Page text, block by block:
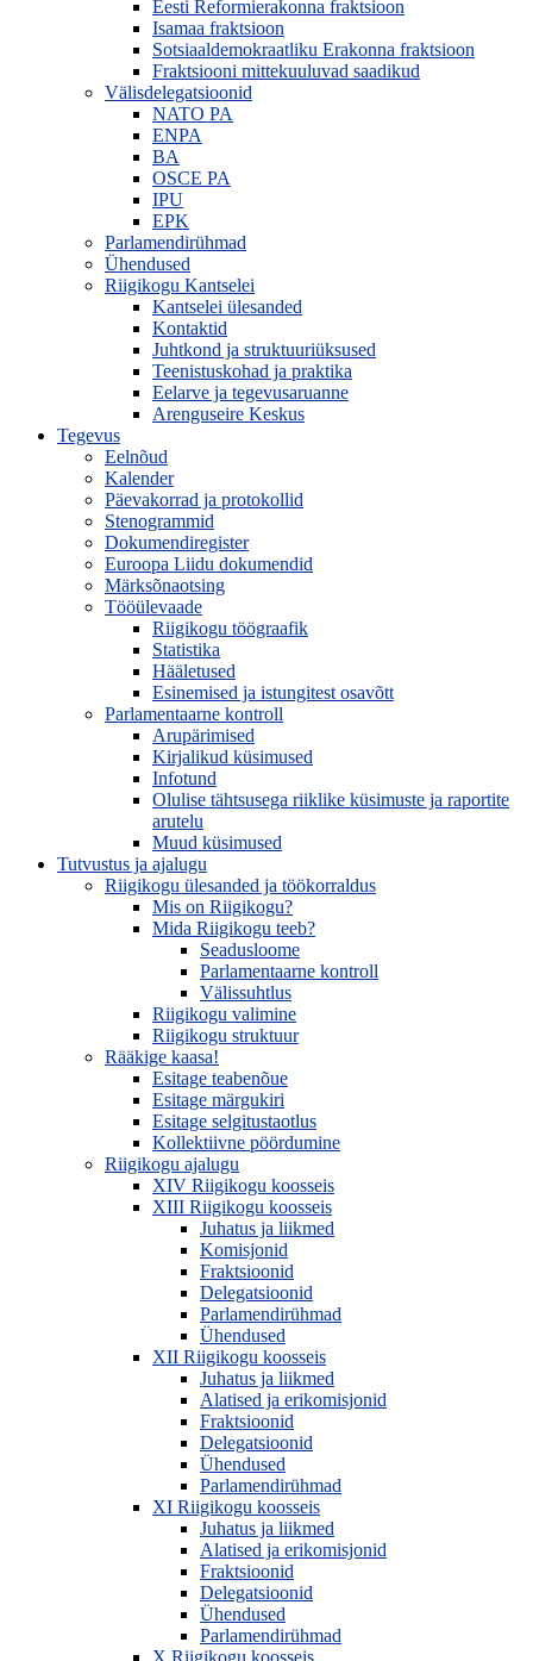
Eesti Reformierakonna fraktsioon
Isamaa fraktsioon
Sotsiaaldemokraatliku Erakonna fraktsioon
Fraktsiooni mittekuuluvad saadikud
Välisdelegatsioonid
NATO PA
ENPA
BA
OSCE PA
IPU
EPK
Parlamendirühmad
Ühendused
Riigikogu Kantselei
Kantselei ülesanded
Kontaktid
Juhtkond ja struktuuriüksused
Teenistuskohad ja praktika
Eelarve ja tegevusaruanne
Arenguseire Keskus
Tegevus
Eelnõud
Kalender
Päevakorrad ja protokollid
Stenogrammid
Dokumendiregister
Euroopa Liidu dokumendid
Märksõnaotsing
Tööülevaade
Riigikogu töögraafik
Statistika
Hääletused
Esinemised ja istungitest osavõtt
Parlamentaarne kontroll
Arupärimised
Kirjalikud küsimused
Infotund
Olulise tähtsusega riiklike küsimuste ja raportite
arutelu
Muud küsimused
Tutvustus ja ajalugu
Riigikogu ülesanded ja töökorraldus
Mis on Riigikogu?
Mida Riigikogu teeb?
Seadusloome
Parlamentaarne kontroll
Välissuhtlus
Riigikogu valimine
Riigikogu struktuur
Rääkige kaasa!
Esitage teabenõue
Esitage märgukiri
Esitage selgitustaotlus
Kollektiivne pöördumine
Riigikogu ajalugu
XIV Riigikogu koosseis
XIII Riigikogu koosseis
Juhatus ja liikmed
Komisjonid
Fraktsioonid
Delegatsioonid
Parlamendirühmad
Ühendused
XII Riigikogu koosseis
Juhatus ja liikmed
Alatised ja erikomisjonid
Fraktsioonid
Delegatsioonid
Ühendused
Parlamendirühmad
XI Riigikogu koosseis
Juhatus ja liikmed
Alatised ja erikomisjonid
Fraktsioonid
Delegatsioonid
Ühendused
Parlamendirühmad
X Riigikogu koosseis